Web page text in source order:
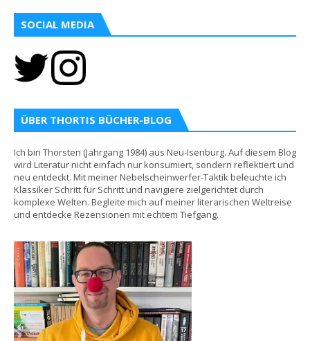
SOCIAL MEDIA
ÜBER THORTIS BÜCHER-BLOG
Ich bin Thorsten (Jahrgang 1984) aus Neu-Isenburg. Auf diesem Blog
wird Literatur nicht einfach nur konsumiert, sondern reflektiert und
neu entdeckt. Mit meiner Nebelscheinwerfer-Taktik beleuchte ich
Klassiker Schritt für Schritt und navigiere zielgerichtet durch
komplexe Welten. Begleite mich auf meiner literarischen Weltreise
und entdecke Rezensionen mit echtem Tiefgang.